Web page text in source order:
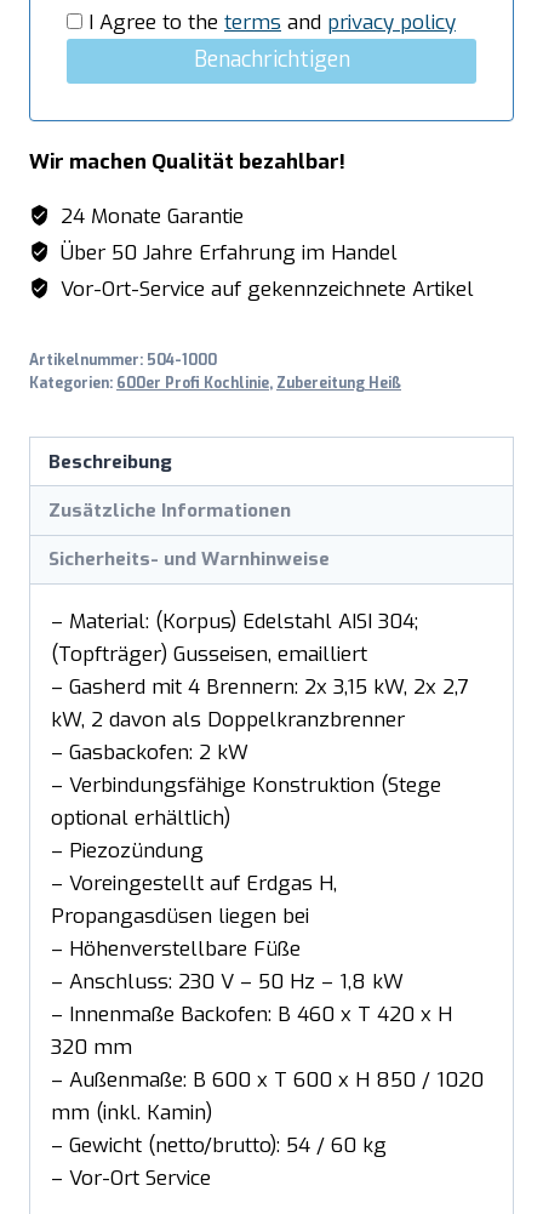
MengeI Agree to the terms and privacy policy
Benachrichtigen
Wir machen Qualität bezahlbar!
24 Monate Garantie
Über 50 Jahre Erfahrung im Handel
Vor-Ort-Service auf gekennzeichnete Artikel
Artikelnummer: 504-1000
Kategorien: 600er Profi Kochlinie, Zubereitung Heiß
Beschreibung
Zusätzliche Informationen
Sicherheits- und Warnhinweise
– Material: (Korpus) Edelstahl AISI 304;
(Topfträger) Gusseisen, emailliert
– Gasherd mit 4 Brennern: 2x 3,15 kW, 2x 2,7
kW, 2 davon als Doppelkranzbrenner
– Gasbackofen: 2 kW
– Verbindungsfähige Konstruktion (Stege
optional erhältlich)
– Piezozündung
– Voreingestellt auf Erdgas H,
Propangasdüsen liegen bei
– Höhenverstellbare Füße
– Anschluss: 230 V – 50 Hz – 1,8 kW
– Innenmaße Backofen: B 460 x T 420 x H
320 mm
– Außenmaße: B 600 x T 600 x H 850 / 1020
mm (inkl. Kamin)
– Gewicht (netto/brutto): 54 / 60 kg
– Vor-Ort Service